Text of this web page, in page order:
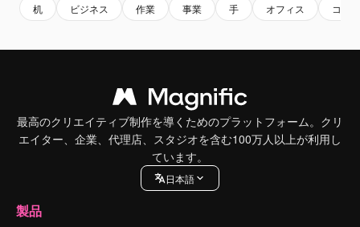
机 ビジネス 作業 事業 手 オフィス コラ
最高のクリエイティブ制作を導くためのプラットフォーム。クリ
エイター、企業、代理店、スタジオを含む100万人以上が利用し
ています。
日本語
製品